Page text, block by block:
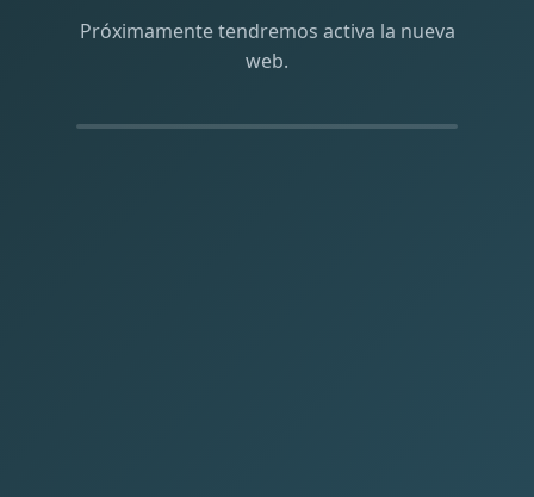
Próximamente tendremos activa la nueva
web.